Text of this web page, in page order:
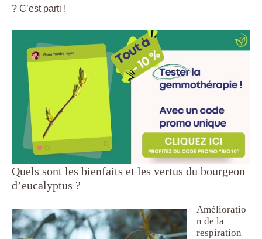
? C’est parti !
Quels sont les bienfaits et les vertus du bourgeon
d’eucalyptus ?
Amélioratio
n de la
respiration